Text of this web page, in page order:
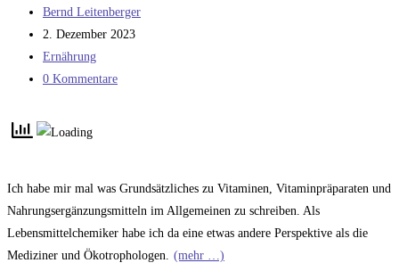
Beitrags-
Autor:
Bernd Leitenberger
Beitrag
veröffentlicht:
2. Dezember 2023
Beitrags-
Kategorie:
Ernährung
Beitrags-
0 Kommentare
Ich habe mir mal was Grundsätzliches zu Vitaminen, Vitaminpräparaten und
Nahrungsergänzungsmitteln im Allgemeinen zu schreiben. Als
Lebensmittelchemiker habe ich da eine etwas andere Perspektive als die
Mediziner und Ökotrophologen.
(mehr …)